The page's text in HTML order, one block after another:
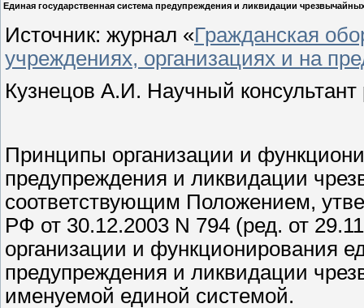
Единая государственная система предупреждения и ликвидации
Источник: журнал «Гражданская
учреждениях, организациях и на
Кузнецов А.И. Научный
Принципы организации и
предупреждения и ликвидации
соответствующим Положением,
РФ от 30.12.2003 N 794 (ред. от
организации и функционирования
предупреждения и ликвидации
именуемой единой системой.